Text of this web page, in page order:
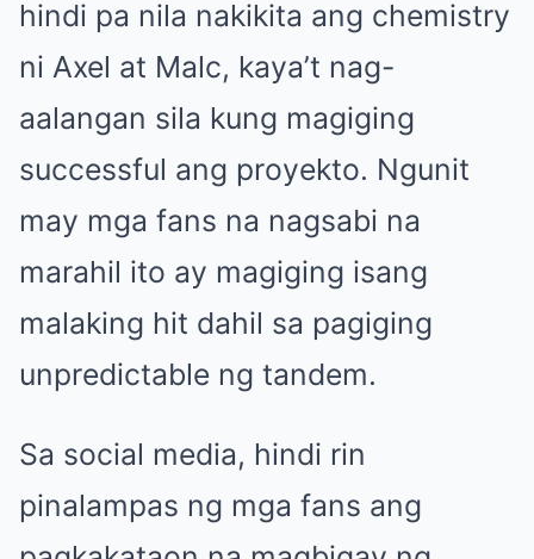
hindi pa nila nakikita ang chemistry
ni Axel at Malc, kaya’t nag-
aalangan sila kung magiging
successful ang proyekto. Ngunit
may mga fans na nagsabi na
marahil ito ay magiging isang
malaking hit dahil sa pagiging
unpredictable ng tandem.
Sa social media, hindi rin
pinalampas ng mga fans ang